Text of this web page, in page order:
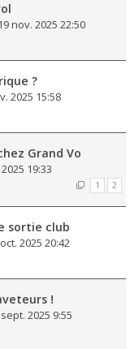
nov. 2025 22:50
?
2025 15:58
Grand Vo
19:33
1 2
sortie club
2025 20:42
!
2025 9:55